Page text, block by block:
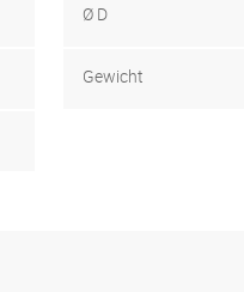
Ø D
Gewicht